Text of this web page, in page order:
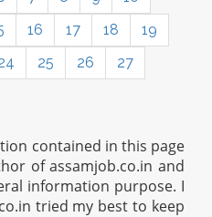
16 17 18
19
25 26
27
contained in this page
of assamjob.co.in and
information purpose. I
tried my best to keep